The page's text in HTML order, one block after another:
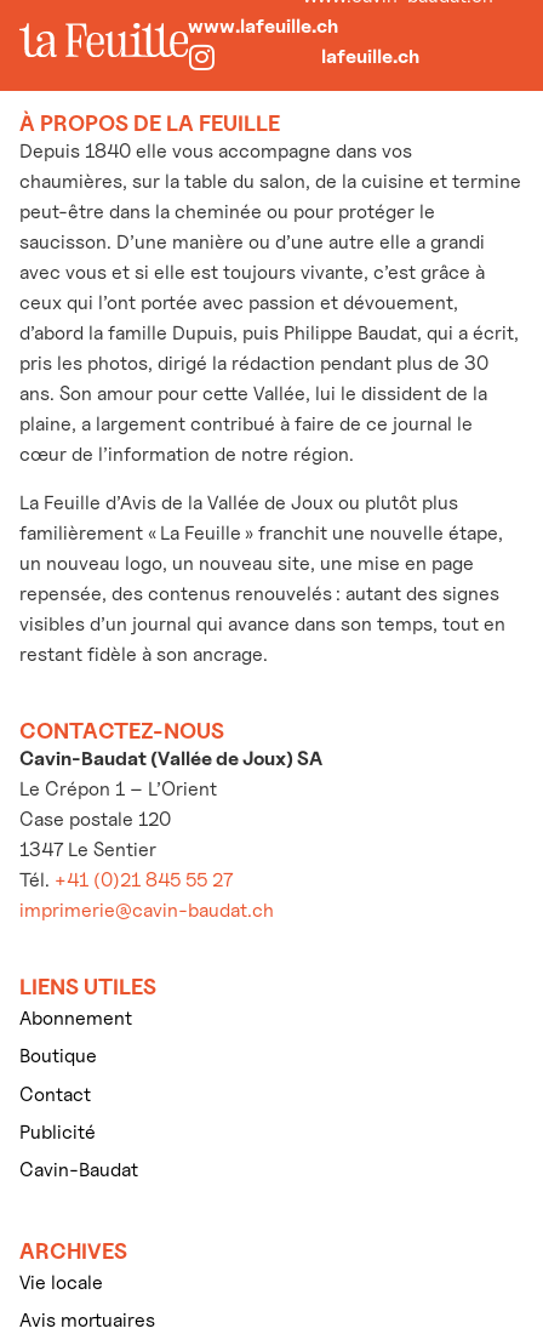
www.lafeuille.ch
lafeuille.ch
À PROPOS DE LA FEUILLE
Depuis 1840 elle vous accompagne dans vos
chaumières, sur la table du salon, de la cuisine et termine
peut-être dans la cheminée ou pour protéger le
saucisson. D’une manière ou d’une autre elle a grandi
avec vous et si elle est toujours vivante, c’est grâce à
ceux qui l’ont portée avec passion et dévouement,
d’abord la famille Dupuis, puis Philippe Baudat, qui a écrit,
pris les photos, dirigé la rédaction pendant plus de 30
ans. Son amour pour cette Vallée, lui le dissident de la
plaine, a largement contribué à faire de ce journal le
cœur de l’information de notre région.
La Feuille d’Avis de la Vallée de Joux ou plutôt plus
familièrement « La Feuille » franchit une nouvelle étape,
un nouveau logo, un nouveau site, une mise en page
repensée, des contenus renouvelés : autant des signes
visibles d’un journal qui avance dans son temps, tout en
restant fidèle à son ancrage.
CONTACTEZ-NOUS
Cavin-Baudat (Vallée de Joux) SA
Le Crépon 1 – L’Orient
Case postale 120
1347 Le Sentier
Tél. +41 (0)21 845 55 27
imprimerie@cavin-baudat.ch
LIENS UTILES
Abonnement
Boutique
Contact
Publicité
Cavin-Baudat
ARCHIVES
Vie locale
Avis mortuaires